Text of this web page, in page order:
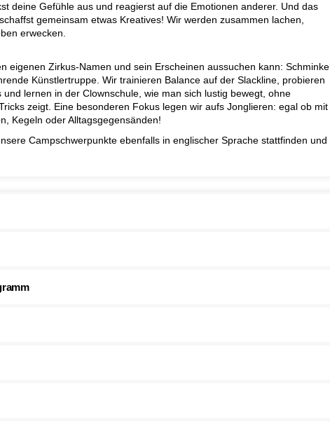
deine Gefühle aus und reagierst auf die Emotionen anderer. Und das
gemeinsam etwas Kreatives! Wir werden zusammen lachen,
erwecken.
eigenen Zirkus-Namen und sein Erscheinen aussuchen kann: Schminke
Künstlertruppe. Wir trainieren Balance auf der Slackline, probieren
lernen in der Clownschule, wie man sich lustig bewegt, ohne
zeigt. Eine besonderen Fokus legen wir aufs Jonglieren: egal ob mit
Kegeln oder Alltagsgegensänden!
Campschwerpunkte ebenfalls in englischer Sprache stattfinden und